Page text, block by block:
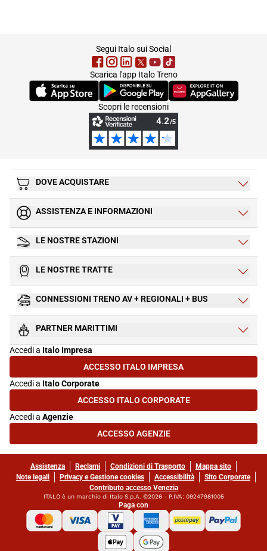
Segui Italo sui Social
Scarica l'app Italo Treno
(Si apre in una nuova scheda)(Si apre in una nuova scheda)
(Si apre in una nuova
Scopri le recensioni
DOVE ACQUISTARE
ASSISTENZA E INFORMAZIONI
LE NOSTRE STAZIONI
LE NOSTRE TRATTE
CONNESSIONI TRENO AV + REGIONALI + BUS
PARTNER MARITTIMI
Accedi a Italo Impresa
ACCESSO ITALO IMPRESA(SI APRE IN UNA NUOVA SCHEDA)
Accedi a Italo Corporate
ACCESSO ITALO CORPORATE(SI APRE IN UNA NUOVA SCHEDA)
Accedi a Agenzie
ACCESSO AGENZIE(SI APRE IN UNA NUOVA SCHEDA)
Assistenza Reclami Condizioni di Trasporto
Mappa sito
Note legali
Privacy e Gestione cookies Accessibilità
Sito Corporate
Contributo accesso Venezia
ITALO è un marchio di Italo S.p.A. ©2026 - P.IVA: 09247981005
Paga con